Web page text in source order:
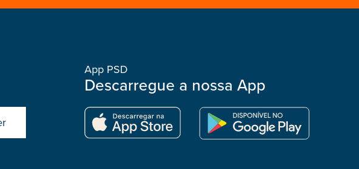
App PSD
Descarregue a nossa App